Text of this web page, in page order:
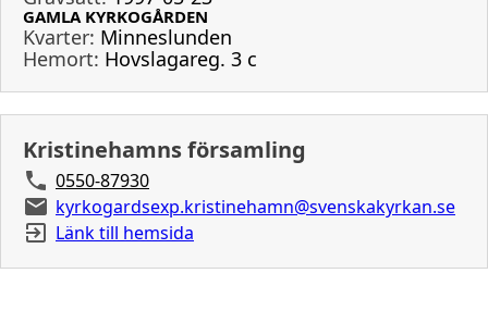
GAMLA KYRKOGÅRDEN
Kvarter: Minneslunden
Hemort: Hovslagareg. 3 c
Kristinehamns församling
0550-87930
kyrkogardsexp.kristinehamn@svenskakyrkan.se
Länk till hemsida